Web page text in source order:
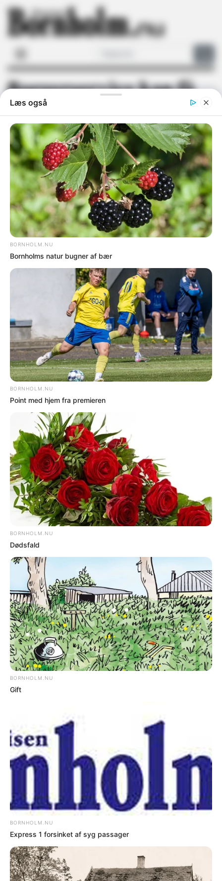
Borgerservice kan få
kortere åbningstid
Bornholms Regionskommune foreslår at
reducere åbningstiden som led i
budgetbesparelserne
AF BJARNE HANSEN / Fredag 26-6-26 - 12:48
BORNHOLM – Borgere kan få færre
muligheder for personlig betjening i
Borgerservice, hvis et af forslagene i
Bornholms Regionskommunes
budgetkatalog bliver vedtaget.
DEL Print
Administrationen foreslår at reducere
åbningstiden i Borgerservice. Besparelsen
er beregnet til 300.000 kroner om året.
Del af større besparelsespakke
Forslaget indgår i en række besparelser på
uddannelses- og beskæftigelsesområdet,
hvor der også foreslås ændringer i STU-
tilbud, psykologhjælp og
brobygningspuljen.
Sparekataloget er administrationens oplæg
til budget 2027-2030 og er endnu ikke
politisk vedtaget. Forslaget skal indgå i
budgetforhandlingerne efter sommerferien.
Nyere nyhed Ældre nyhed